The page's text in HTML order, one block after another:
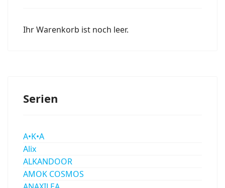
Ihr Warenkorb ist noch leer.
Serien
A•K•A
Alix
ALKANDOOR
AMOK COSMOS